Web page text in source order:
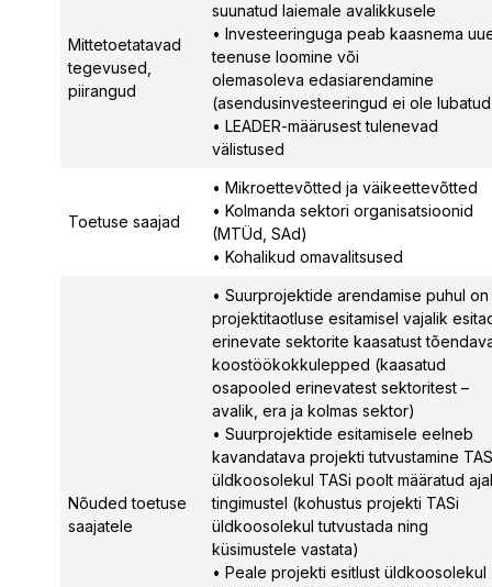
Mittetoetatavad
tegevused,
piirangud
suunatud laiemale avalikkusele
• Investeeringuga peab kaasnema
teenuse loomine või
olemasoleva edasiarendamine
(asendusinvesteeringud ei ole
• LEADER-määrusest tulenevad
välistused
Toetuse saajad
• Mikroettevõtted ja väikeettevõtted
• Kolmanda sektori organisatsioonid
(MTÜd, SAd)
• Kohalikud omavalitsused
Nõuded toetuse
saajatele
• Suurprojektide arendamise puhul on
projektitaotluse esitamisel vajalik
erinevate sektorite kaasatust
koostöökokkulepped (kaasatud
osapooled erinevatest sektoritest –
avalik, era ja kolmas sektor)
• Suurprojektide esitamisele eelneb
kavandatava projekti tutvustamine
üldkoosolekul TASi poolt määratud
tingimustel (kohustus projekti TASi
üldkoosolekul tutvustada ning
küsimustele vastata)
• Peale projekti esitlust üldkoosolekul